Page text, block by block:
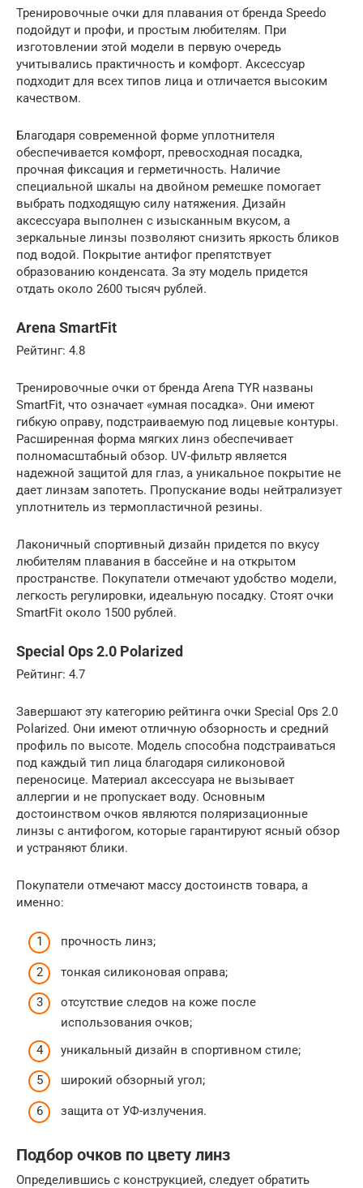
Тренировочные очки для плавания от бренда Speedo
подойдут и профи, и простым любителям. При
изготовлении этой модели в первую очередь
учитывались практичность и комфорт. Аксессуар
подходит для всех типов лица и отличается высоким
качеством.
Благодаря современной форме уплотнителя
обеспечивается комфорт, превосходная посадка,
прочная фиксация и герметичность. Наличие
специальной шкалы на двойном ремешке помогает
выбрать подходящую силу натяжения. Дизайн
аксессуара выполнен с изысканным вкусом, а
зеркальные линзы позволяют снизить яркость бликов
под водой. Покрытие антифог препятствует
образованию конденсата. За эту модель придется
отдать около 2600 тысяч рублей.
Arena SmartFit
Рейтинг: 4.8
Тренировочные очки от бренда Arena TYR названы
SmartFit, что означает «умная посадка». Они имеют
гибкую оправу, подстраиваемую под лицевые контуры.
Расширенная форма мягких линз обеспечивает
полномасштабный обзор. UV-фильтр является
надежной защитой для глаз, а уникальное покрытие не
дает линзам запотеть. Пропускание воды нейтрализует
уплотнитель из термопластичной резины.
Лаконичный спортивный дизайн придется по вкусу
любителям плавания в бассейне и на открытом
пространстве. Покупатели отмечают удобство модели,
легкость регулировки, идеальную посадку. Стоят очки
SmartFit около 1500 рублей.
Special Ops 2.0 Polarized
Рейтинг: 4.7
Завершают эту категорию рейтинга очки Special Ops 2.0
Polarized. Они имеют отличную обзорность и средний
профиль по высоте. Модель способна подстраиваться
под каждый тип лица благодаря силиконовой
переносице. Материал аксессуара не вызывает
аллергии и не пропускает воду. Основным
достоинством очков являются поляризационные
линзы с антифогом, которые гарантируют ясный обзор
и устраняют блики.
Покупатели отмечают массу достоинств товара, а
именно:
прочность линз;
тонкая силиконовая оправа;
отсутствие следов на коже после
использования очков;
уникальный дизайн в спортивном стиле;
широкий обзорный угол;
защита от УФ-излучения.
Подбор очков по цвету линз
Определившись с конструкцией, следует обратить